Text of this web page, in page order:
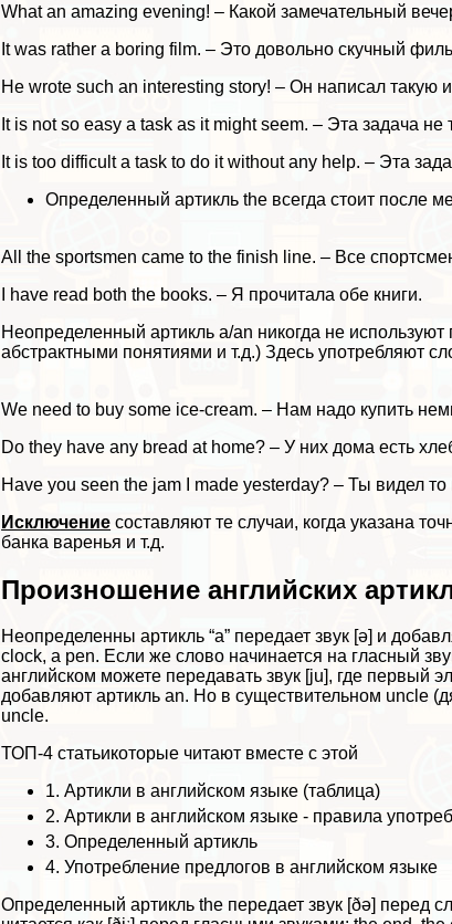
What an amazing evening! – Какой замечательный
It was rather a boring film. – Это довольно скучный
He wrote such an interesting story! – Он написал такую
It is not so easy a task as it might seem. – Эта задача не
It is too difficult a task to do it without any help. – Эта
Определенный артикль the всегда стоит после
All the sportsmen came to the finish line. – Все
I have read both the books. – Я прочитала обе книги.
Неопределенный артикль a/an никогда не
абстpaктными понятиями и т.д.) Здесь употрeбляют
We need to buy some ice-cream. – Нам надо купить
Do they have any bread at home? – У них дома есть
Have you seen the jam I made yesterday? – Ты видел
Исключение составляют те случаи, когда указана
банка варенья и т.д.
Произношение английских
Неопределенны артикль “a” передает звук [ə] и
clock, a pen. Если же слово начинается на гласный
английском можете передавать звук [ju], где первый
добавляют артикль an. Но в существительном uncle
uncle.
ТОП-4 статьикоторые читают вместе с этой
1. Артикли в английском языке (таблица)
2. Артикли в английском языке - правила
3. Определенный артикль
4. Употрeбление предлогов в английском языке
Определенный артикль the передает звук [ðə] перед